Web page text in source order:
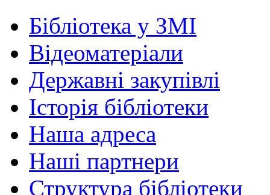
Бібліотека у ЗМІ
Відеоматеріали
Державні закупівлі
Історія бібліотеки
Наша адреса
Наші партнери
Структура бібліотеки